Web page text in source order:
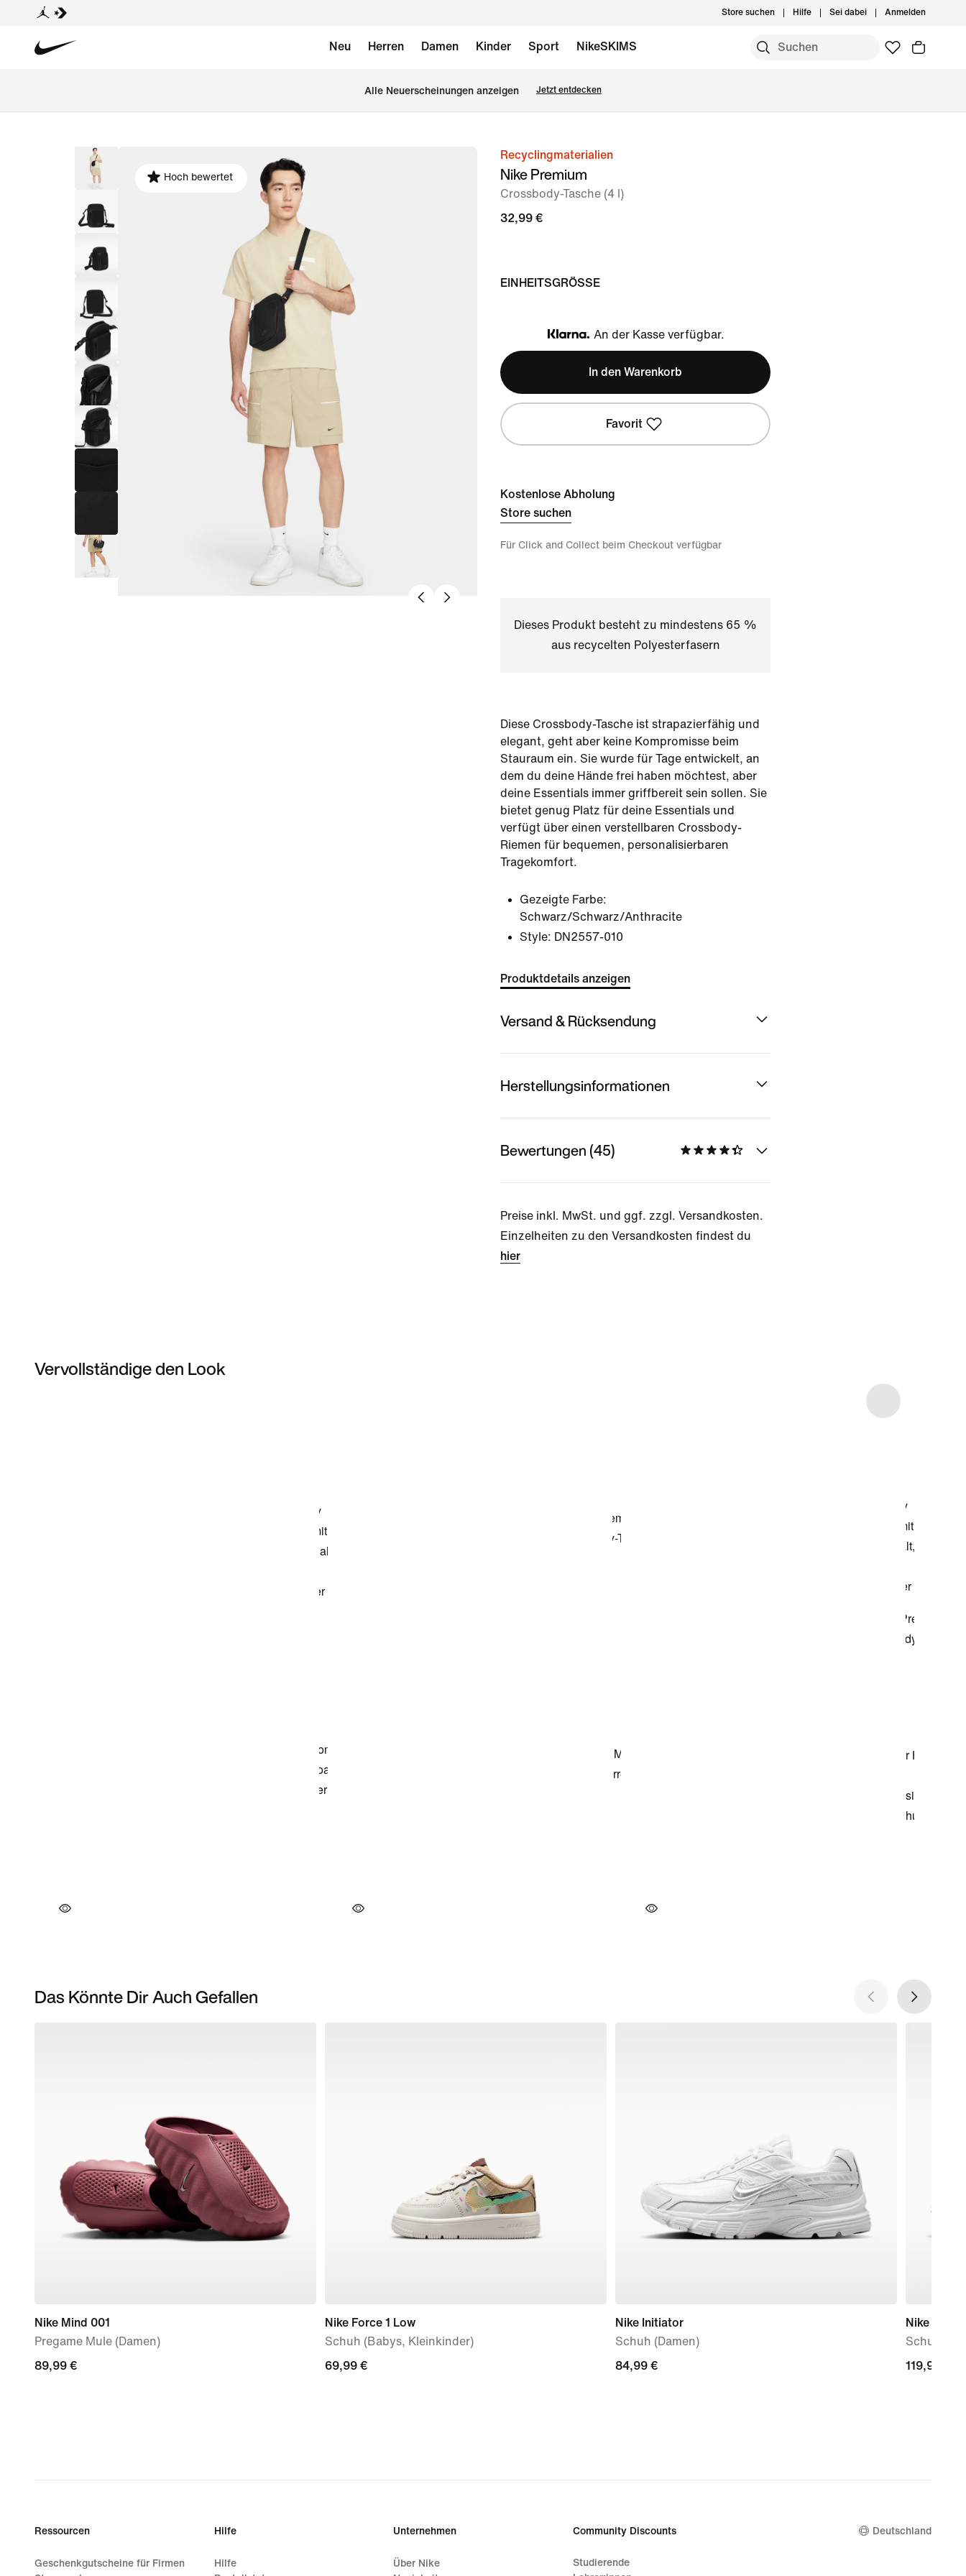
Store suchen Hilfe Sei dabei Anmelden
Neu Herren Damen Kinder Sport NikeSKIMS
Alle Neuerscheinungen anzeigen Jetzt entdecken
Bild 1
Hoch bewertet
Recyclingmaterialien
Nike Premium
Crossbody-Tasche (4 l)
32,99 €
EINHEITSGRÖSSE
Klarna
An der Kasse verfügbar.
In den Warenkorb
Favorit
Kostenlose Abholung
Store suchen
Für Click and Collect beim Checkout verfügbar
Dieses Produkt besteht zu mindestens 65 %
aus recycelten Polyesterfasern
Diese Crossbody-Tasche ist strapazierfähig und
elegant, geht aber keine Kompromisse beim
Stauraum ein. Sie wurde für Tage entwickelt, an
dem du deine Hände frei haben möchtest, aber
deine Essentials immer griffbereit sein sollen. Sie
bietet genug Platz für deine Essentials und
verfügt über einen verstellbaren Crossbody-
Riemen für bequemen, personalisierbaren
Tragekomfort.
Gezeigte Farbe:
Schwarz/Schwarz/Anthracite
Style: DN2557-010
Produktdetails anzeigen
Versand & Rücksendung
Herstellungsinformationen
Bewertungen (45)
Preise inkl. MwSt. und ggf. zzgl. Versandkosten.
Einzelheiten zu den Versandkosten findest du
hier
Vervollständige den Look
Das Könnte Dir Auch Gefallen
Nike Mind 001
Pregame Mule (Damen)
89,99 €
89,99 €
Nike Force 1 Low
Schuh (Babys, Kleinkinder)
69,99 €
69,99 €
Nike Initiator
Schuh (Damen)
84,99 €
84,99 €
Nike P-
Schuh
119,99 €
119,99 €
Ressourcen
Geschenkgutscheine für Firmen
Hilfe
Hilfe
Unternehmen
Über Nike
Community Discounts
Studierende
Deutschland